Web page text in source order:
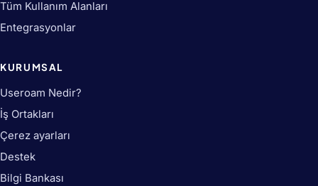
Tüm Kullanım Alanları
Entegrasyonlar
KURUMSAL
Useroam Nedir?
İş Ortakları
Çerez ayarları
Destek
Bilgi Bankası